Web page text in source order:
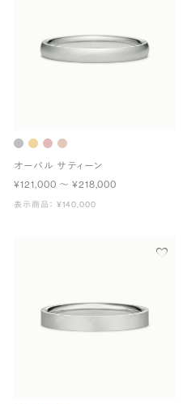
オーバル サティーン
¥121,000 〜 ¥218,000
表示商品： ¥140,000